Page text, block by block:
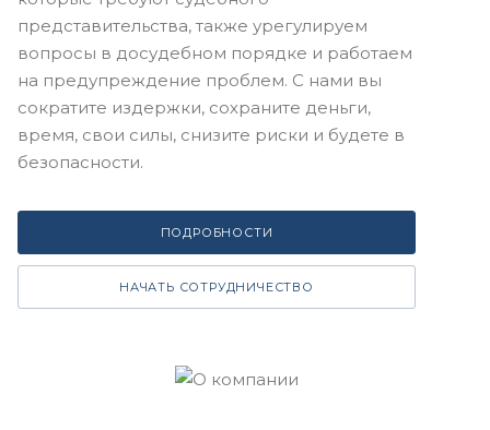
представительства, также урегулируем
вопросы в досудебном порядке и работаем
на предупреждение проблем. С нами вы
сократите издержки, сохраните деньги,
время, свои силы, снизите риски и будете в
безопасности.
ПОДРОБНОСТИ
НАЧАТЬ СОТРУДНИЧЕСТВО